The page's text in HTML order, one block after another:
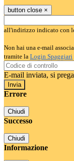
button close ×
all'indirizzo indicato con
Non hai una e-mail
tramite la Login Spaggiari
E-mail inviata, si
Errore
Chiudi
Successo
Chiudi
Informazione